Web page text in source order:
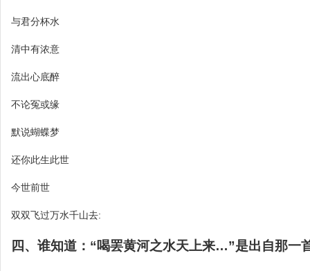
与君分杯水
清中有浓意
流出心底醉
不论冤或缘
默说蝴蝶梦
还你此生此世
今世前世
双双飞过万水千山去:
四、谁知道：“喝罢黄河之水天上来…”是出自那一